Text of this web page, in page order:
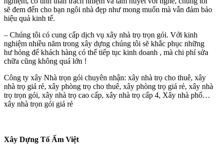
sẽ đem đến cho bạn ngôi nhà đẹp như mong muốn mà vẫn đảm bảo
hiệu quả kinh tế.
– Chúng tôi có cung cấp dịch vụ xây nhà trọ trọn gói. Với kinh
nghiệm nhiều năm trong xây dựng chúng tôi sẽ khắc phục những
hư hỏng để khách hàng có thể tiếp tục kinh doanh , mà chi phí sửa
chữa cũng không quá lớn !
Công ty xây Nhà trọn gói chuyên nhận: xây nhà trọ cho thuê, xây
nhà trọ giá rẻ, xây phòng trọ cho thuê, xây phòng trọ giá rẻ, xây nhà
trọ trọn gói, xây nhà trọ cao cấp, xây nhà trọ cấp 4, Xây nhà phố…
xây nhà trọn gói giá rẻ
Xây Dựng Tổ Ấm Việt